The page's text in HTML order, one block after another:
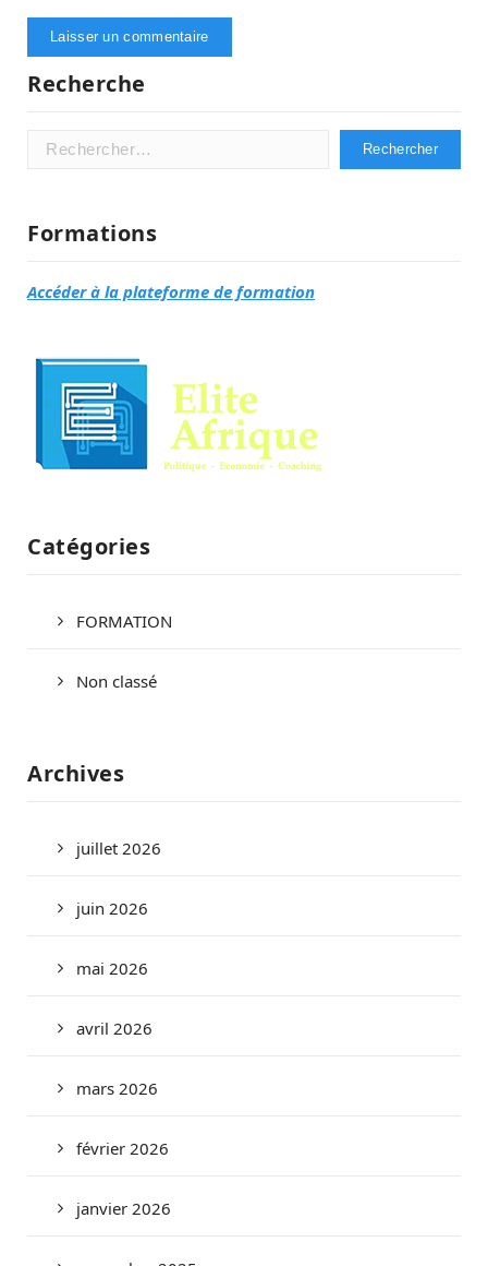
Recherche
Rechercher :
Formations
Accéder à la plateforme de formation
Catégories
FORMATION
Non classé
Archives
juillet 2026
juin 2026
mai 2026
avril 2026
mars 2026
février 2026
janvier 2026